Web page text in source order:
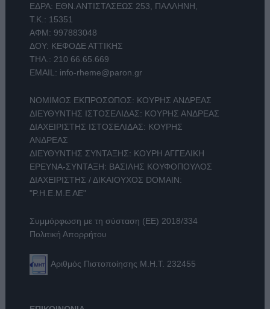
ΕΔΡΑ: ΕΘΝ.ΑΝΤΙΣΤΑΣΕΩΣ 253, ΠΑΛΛΗΝΗ,
Τ.Κ.: 15351
ΑΦΜ: 997883048
ΔΟΥ: ΚΕΦΟΔΕ ΑΤΤΙΚΗΣ
ΤΗΛ.: 210 66.65.669
EMAIL: info-rheme@paron.gr
ΝΟΜΙΜΟΣ ΕΚΠΡΟΣΩΠΟΣ: ΚΟΥΡΗΣ ΑΝΔΡΕΑΣ
ΔΙΕΥΘΥΝΤΗΣ ΙΣΤΟΣΕΛΙΔΑΣ: ΚΟΥΡΗΣ ΑΝΔΡΕΑΣ
ΔΙΑΧΕΙΡΙΣΤΗΣ ΙΣΤΟΣΕΛΙΔΑΣ: ΚΟΥΡΗΣ
ΑΝΔΡΕΑΣ
ΔΙΕΥΘΥΝΤΗΣ ΣΥΝΤΑΞΗΣ: ΚΟΥΡΗ ΑΓΓΕΛΙΚΗ
ΕΡΕΥΝΑ-ΣΥΝΤΑΞΗ: ΒΑΣΙΛΗΣ ΚΟΥΦΟΠΟΥΛΟΣ
ΔΙΑΧΕΙΡΙΣΤΗΣ / ΔΙΚΑΙΟΥΧΟΣ DOMAIN:
"Ρ.Η.Ε.Μ.Ε ΑΕ"
Συμμόρφωση με τη σύσταση (ΕΕ) 2018/334
Πολιτική Απορρήτου
Αριθμός Πιστοποίησης Μ.Η.Τ. 232455